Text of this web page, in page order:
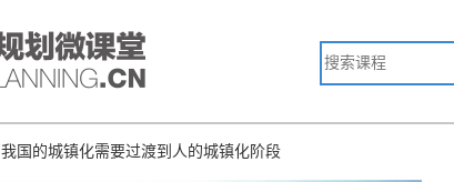
我国的城镇化需要过渡到人的城镇化阶段